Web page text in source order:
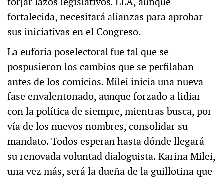
fortalecida, necesitará alianzas para aprobar
sus iniciativas en el Congreso.
La euforia poselectoral fue tal que se
pospusieron los cambios que se perfilaban
antes de los comicios. Milei inicia una nueva
fase envalentonado, aunque forzado a lidiar
con la política de siempre, mientras busca, por
vía de los nuevos nombres, consolidar su
mandato. Todos esperan hasta dónde llegará
su renovada voluntad dialoguista. Karina Milei,
una vez más, será la dueña de la guillotina que